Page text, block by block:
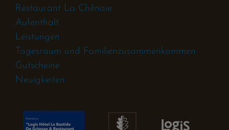
Restaurant La Chênaie
Aufenthalt
Leistungen
Tagesraum und Familienzusammenkommen
Gutscheine
Neuigkeiten